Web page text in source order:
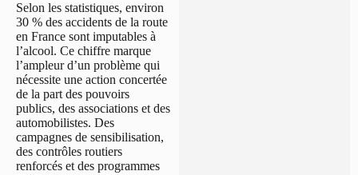
Selon les statistiques, environ
30 % des accidents de la route
en France sont imputables à
l’alcool. Ce chiffre marque
l’ampleur d’un problème qui
nécessite une action concertée
de la part des pouvoirs
publics, des associations et des
automobilistes. Des
campagnes de sensibilisation,
des contrôles routiers
renforcés et des programmes